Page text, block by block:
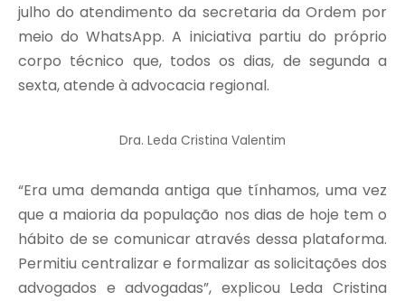
julho do atendimento da secretaria da Ordem por
meio do WhatsApp. A iniciativa partiu do próprio
corpo técnico que, todos os dias, de segunda a
sexta, atende à advocacia regional.
Dra. Leda Cristina Valentim
“Era uma demanda antiga que tínhamos, uma vez
que a maioria da população nos dias de hoje tem o
hábito de se comunicar através dessa plataforma.
Permitiu centralizar e formalizar as solicitações dos
advogados e advogadas”, explicou Leda Cristina